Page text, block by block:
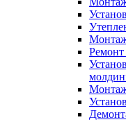
Ремонт
Монтаж